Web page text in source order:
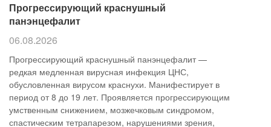
Прогрессирующий краснушный
панэнцефалит
06.08.2026
Прогрессирующий краснушный панэнцефалит —
редкая медленная вирусная инфекция ЦНС,
обусловленная вирусом краснухи. Манифестирует в
период от 8 до 19 лет. Проявляется прогрессирующим
умственным снижением, мозжечковым синдромом,
спастическим тетрапарезом, нарушениями зрения,